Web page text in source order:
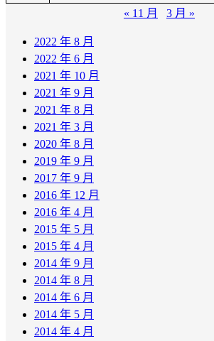
« 11 月
3 月 »
2022 年 8 月
2022 年 6 月
2021 年 10 月
2021 年 9 月
2021 年 8 月
2021 年 3 月
2020 年 8 月
2019 年 9 月
2017 年 9 月
2016 年 12 月
2016 年 4 月
2015 年 5 月
2015 年 4 月
2014 年 9 月
2014 年 8 月
2014 年 6 月
2014 年 5 月
2014 年 4 月